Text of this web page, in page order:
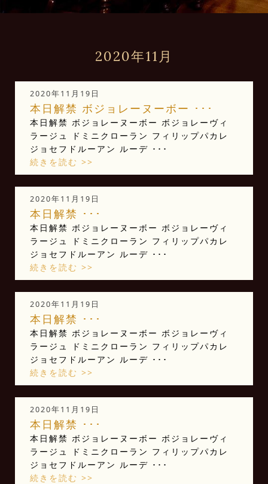
2020年11月
2020年11月19日
本日解禁️️ ボジョレーヌーボー ･･･
本日解禁️️ ボジョレーヌーボー ボジョレーヴィ
ラージュ ドミニクローラン フィリップパカレ
ジョセフドルーアン ルーデ ･･･
続きを読む >>
2020年11月19日
本日解禁️️ ･･･
本日解禁️️ ボジョレーヌーボー ボジョレーヴィ
ラージュ ドミニクローラン フィリップパカレ
ジョセフドルーアン ルーデ ･･･
続きを読む >>
2020年11月19日
本日解禁️️ ･･･
本日解禁️️ ボジョレーヌーボー ボジョレーヴィ
ラージュ ドミニクローラン フィリップパカレ
ジョセフドルーアン ルーデ ･･･
続きを読む >>
2020年11月19日
本日解禁️️ ･･･
本日解禁️️ ボジョレーヌーボー ボジョレーヴィ
ラージュ ドミニクローラン フィリップパカレ
ジョセフドルーアン ルーデ ･･･
続きを読む >>